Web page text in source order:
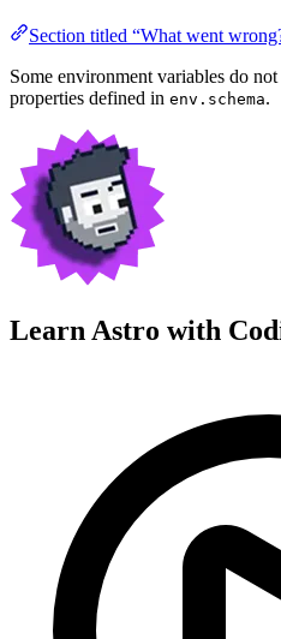
Section titled “What went
Some environment variables do
properties defined in env.schema.
Learn Astro with